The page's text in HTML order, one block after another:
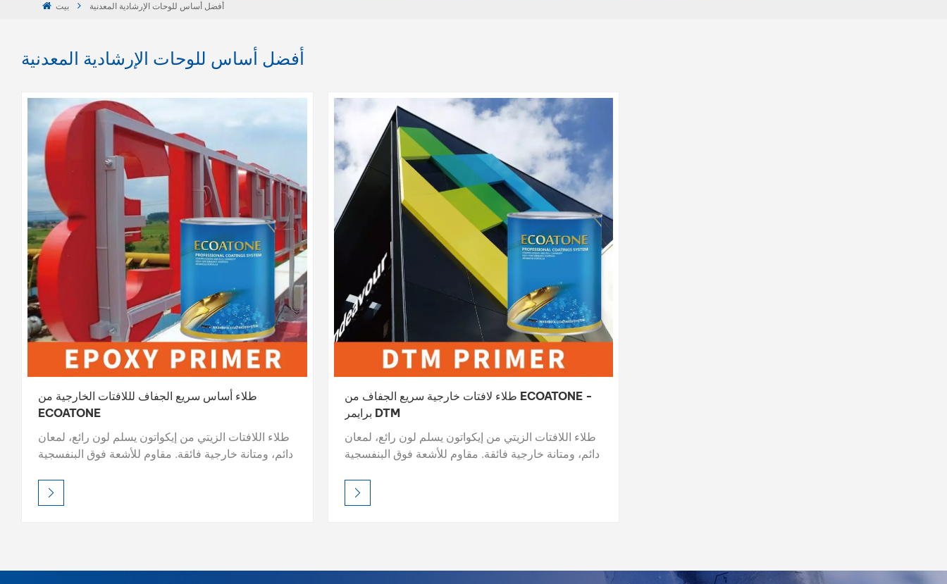
بيت أفضل أساس للوحات الإرشادية المعدنية
أفضل أساس للوحات الإرشادية المعدنية
طلاء أساس سريع الجفاف لللافتات الخارجية من
ECOATONE
طلاء اللافتات الزيتي من إيكواتون يسلم لون رائع، لمعان
دائم، ومتانة خارجية فائقة. مقاوم للأشعة فوق البنفسجية
حتى في ظل الظروف القاسية. اختر من اللمعان أو
الساتان أو التشطيبات المؤثرة - سهل التطبيق، واحترافي
طلاء لافتات خارجية سريع الجفاف من ECOATONE -
برايمر DTM
طلاء اللافتات الزيتي من إيكواتون يسلم لون رائع، لمعان
دائم، ومتانة خارجية فائقة. مقاوم للأشعة فوق البنفسجية
حتى في ظل الظروف القاسية. اختر من اللمعان أو
الساتان أو التشطيبات المؤثرة - سهل التطبيق، واحترافي